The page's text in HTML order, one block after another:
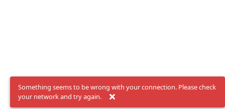
Something seems to be wrong with your connection. Please check
your network and try again.